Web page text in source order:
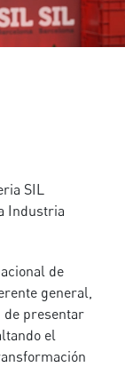
SIL
Industria
de
general,
de presentar
el